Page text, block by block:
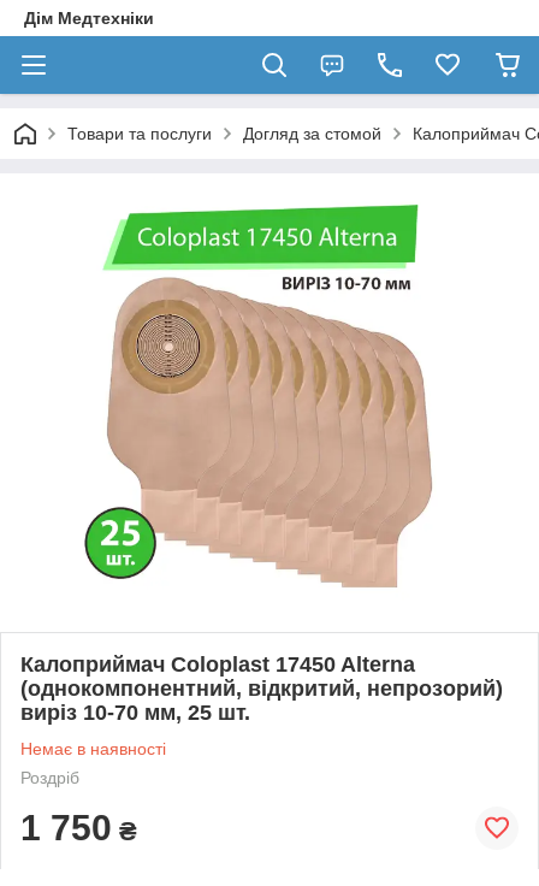
Дім Медтехніки
Товари та послуги Догляд за стомой Калоприймач
Калоприймач Coloplast 17450 Alterna
(однокомпонентний, відкритий, непрозорий)
виріз 10-70 мм, 25 шт.
Немає в наявності
Роздріб
1 750 ₴